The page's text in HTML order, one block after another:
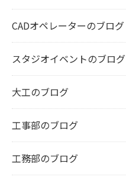
CADオペレーターのブログ
スタジオイベントのブログ
大工のブログ
工事部のブログ
工務部のブログ